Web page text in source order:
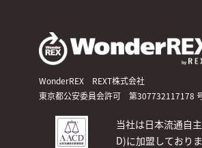
WonderREX REXT株式会社
東京都公安委員会許可 第307732117178
当社は日本流通自
D)に加盟しておりま